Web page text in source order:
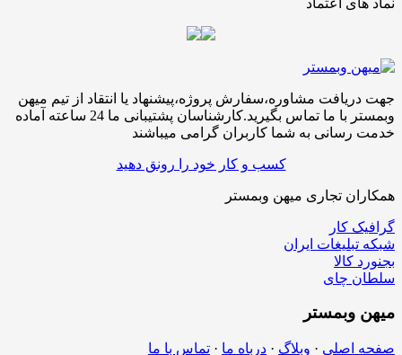
جهت دریافت مشاوره،سفارش پروژه،پیشنهاد یا انتقاد از تیم میهن
وبمستر با ما تماس بگیرید.کارشناسان پشتیبانی ما 24 ساعته آماده
خدمت رسانی به شما کاربران گرامی میباشند
کسب و کار خود را رونق دهید
همکاران تجاری میهن وبمستر
گرافیک کار
شبکه تبلیغات ایران
بجنورد کالا
سلطان چای
میهن وبمستر
صفحه اصلی · وبلاگ · درباه ما · تماس با ما